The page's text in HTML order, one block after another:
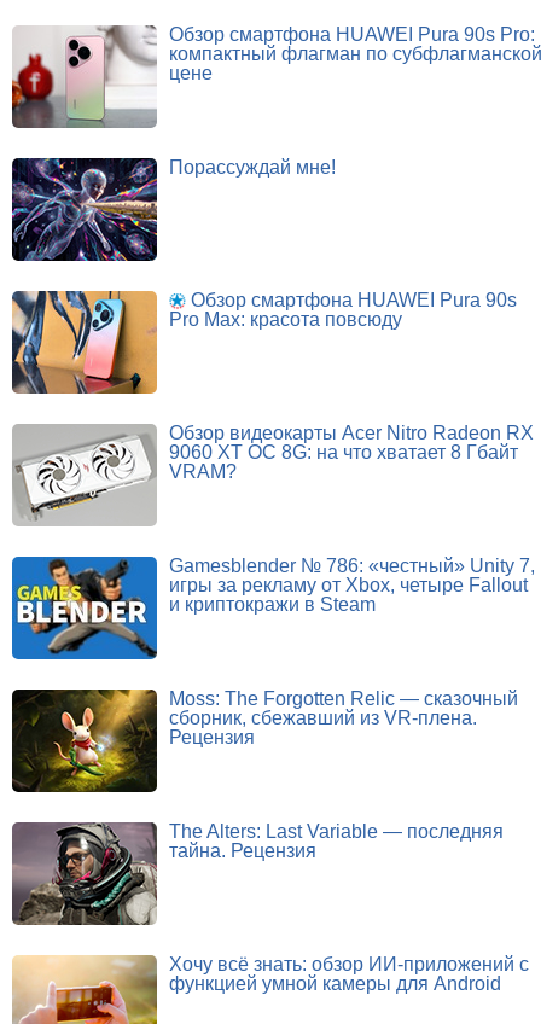
Обзор смартфона HUAWEI Pura 90s Pro:
компактный флагман по субфлагманской
цене
Порассуждай мне!
Обзор смартфона HUAWEI Pura 90s
Pro Max: красота повсюду
Обзор видеокарты Acer Nitro Radeon RX
9060 XT OC 8G: на что хватает 8 Гбайт
VRAM?
Gamesblender № 786: «честный» Unity 7,
игры за рекламу от Xbox, четыре Fallout
и криптокражи в Steam
Moss: The Forgotten Relic — сказочный
сборник, сбежавший из VR-плена.
Рецензия
The Alters: Last Variable — последняя
тайна. Рецензия
Хочу всё знать: обзор ИИ-приложений с
функцией умной камеры для Android